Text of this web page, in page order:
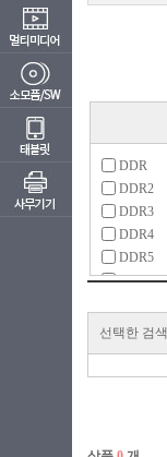
DDR
DDR2
DDR3
DDR4
DDR5
SDR
선택한 검색